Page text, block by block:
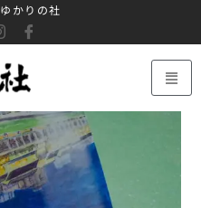
かりの社